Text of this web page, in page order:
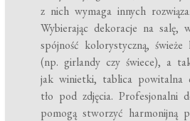
z nich wymaga innych
Wybierając dekoracje na salę,
spójność kolorystyczną, świeże
(np. girlandy czy świece), a
jak winietki, tablica powitalna
tło pod zdjęcia. Profesjonalni
pomogą stworzyć harmonijną